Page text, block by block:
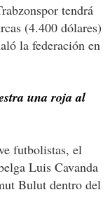
tendrá
(4.400 dólares)
la federación en
una roja al
futbolistas, el
Luis Cavanda
Bulut dentro del